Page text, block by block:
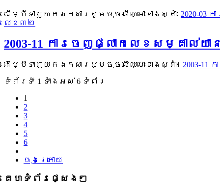
ដើម្បីទាញយកឯកសារសូមចុចលើឈ្មោះខាងស្តាំ៖ 2020-
លេខ៣២
2003-11 ការចេញផ្លាកលេខសម្គា
ដើម្បីទាញយកឯកសារសូមចុចលើឈ្មោះខាងស្តាំ៖ 2003-
ទំព័រ​ទី 1 ​ទាំងអស់ 6 ទំព័រ
1
2
3
4
5
6
ចុងក្រោយ
គេហទំព័រផ្សេងៗ